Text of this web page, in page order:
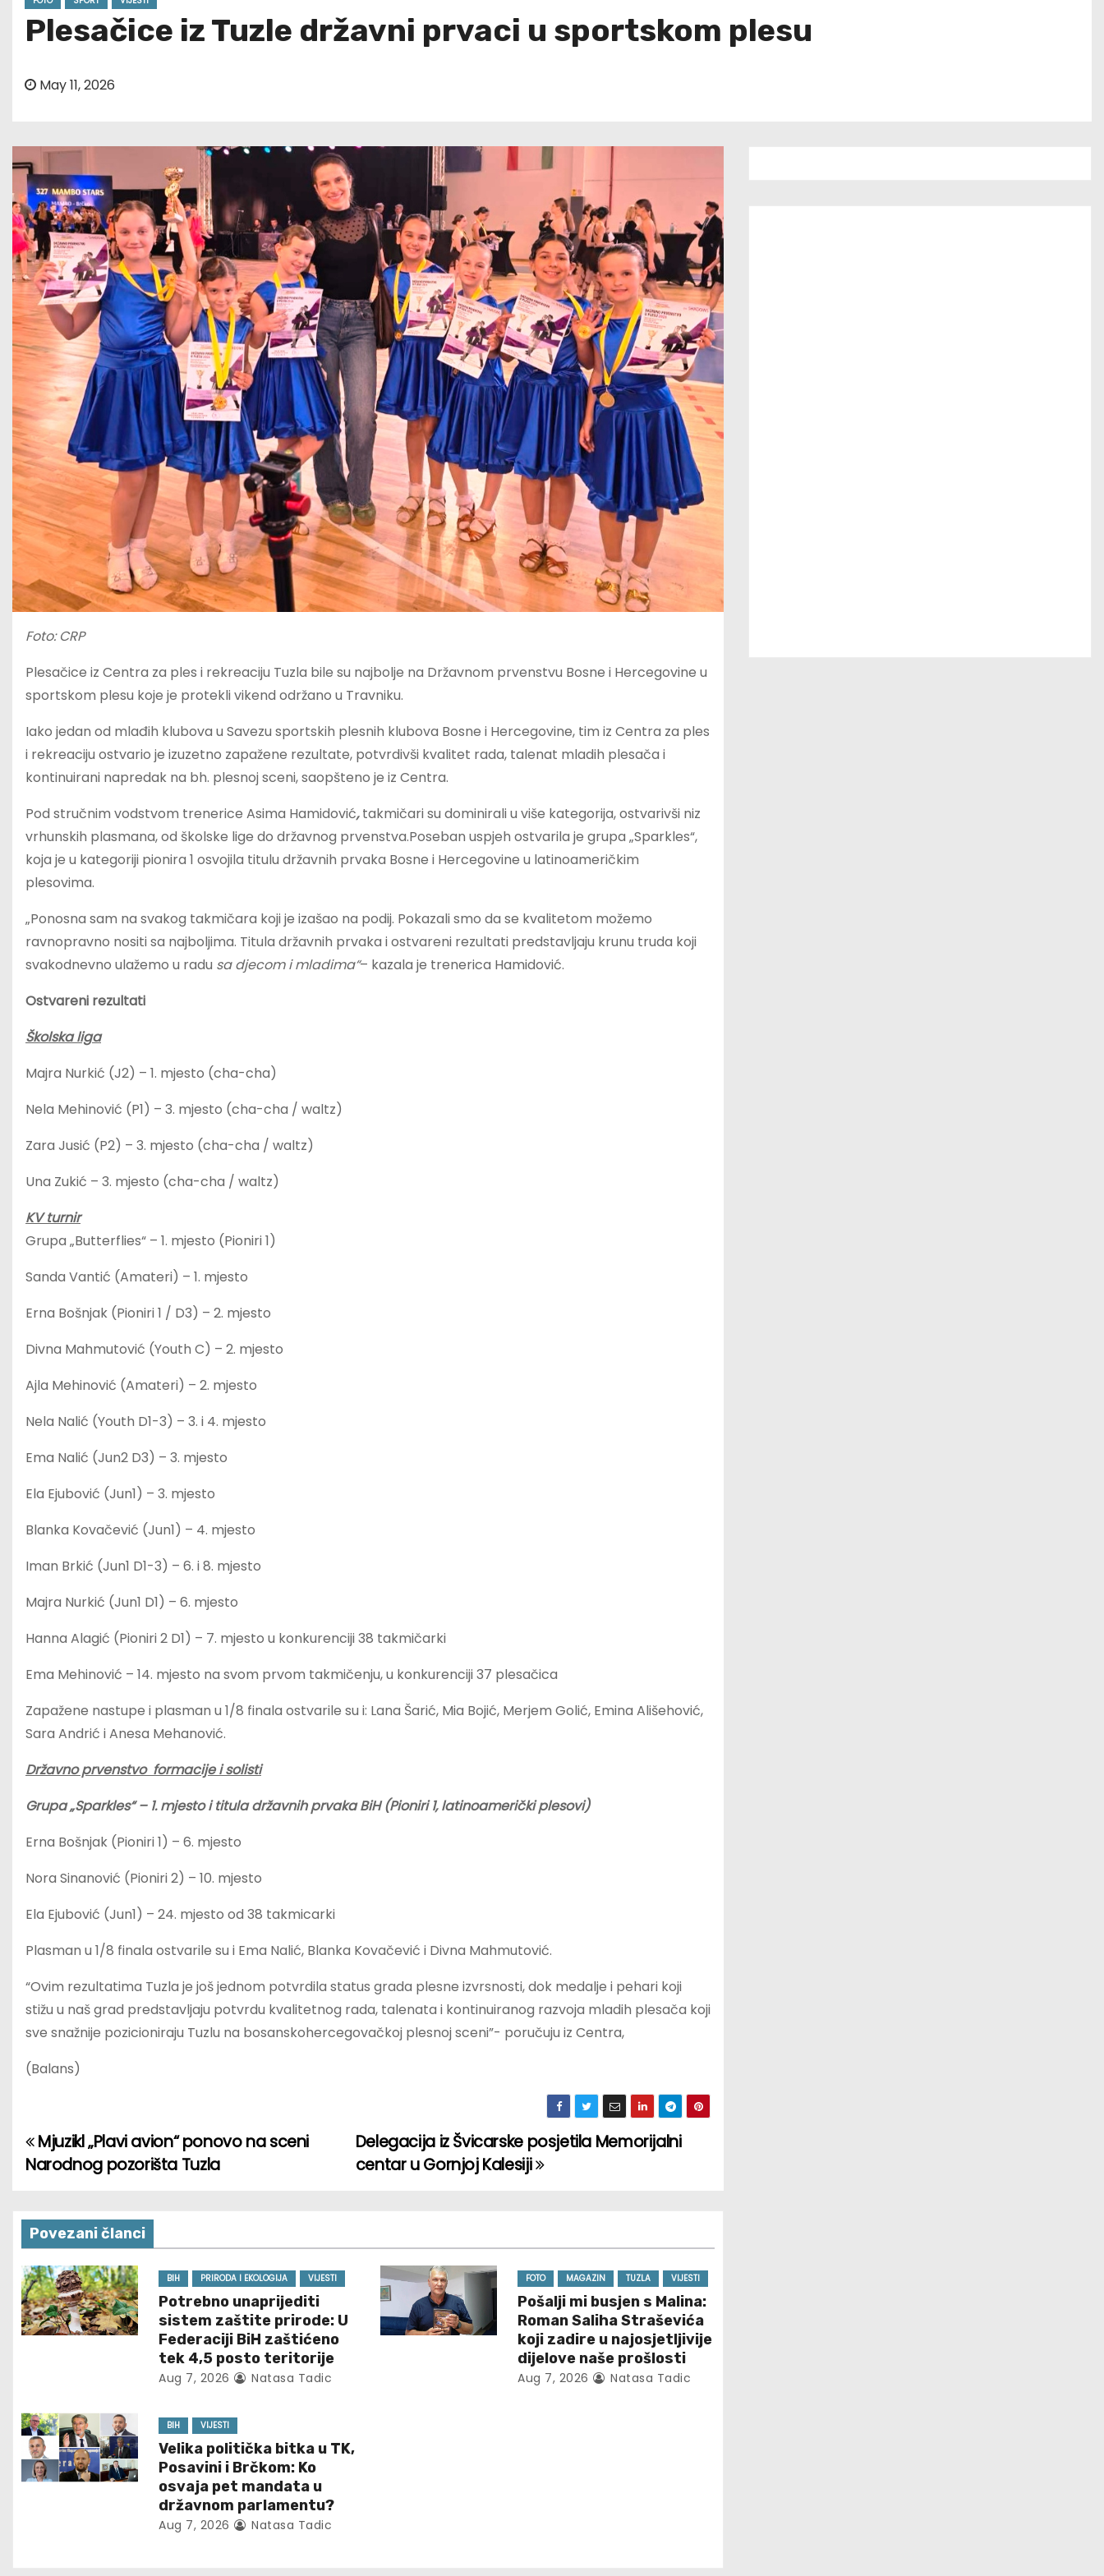
Plesačice iz Tuzle državni prvaci u sportskom plesu
May 11, 2026
Foto: CRP
Plesačice iz Centra za ples i rekreaciju Tuzla bile su najbolje na Državnom prvenstvu Bosne i Hercegovine u
sportskom plesu koje je protekli vikend održano u Travniku.
Iako jedan od mlađih klubova u Savezu sportskih plesnih klubova Bosne i Hercegovine, tim iz Centra za ples
i rekreaciju ostvario je izuzetno zapažene rezultate, potvrdivši kvalitet rada, talenat mladih plesača i
kontinuirani napredak na bh. plesnoj sceni, saopšteno je iz Centra.
Pod stručnim vodstvom trenerice Asima Hamidović,takmičari su dominirali u više kategorija, ostvarivši niz
vrhunskih plasmana, od školske lige do državnog prvenstva.Poseban uspjeh ostvarila je grupa „Sparkles“,
koja je u kategoriji pionira 1 osvojila titulu državnih prvaka Bosne i Hercegovine u latinoameričkim
plesovima.
„Ponosna sam na svakog takmičara koji je izašao na podij. Pokazali smo da se kvalitetom možemo
ravnopravno nositi sa najboljima. Titula državnih prvaka i ostvareni rezultati predstavljaju krunu truda koji
svakodnevno ulažemo u radu sa djecom i mladima“– kazala je trenerica Hamidović.
Ostvareni rezultati
Školska liga
Majra Nurkić (J2) – 1. mjesto (cha-cha)
Nela Mehinović (P1) – 3. mjesto (cha-cha / waltz)
Zara Jusić (P2) – 3. mjesto (cha-cha / waltz)
Una Zukić – 3. mjesto (cha-cha / waltz)
KV turnir
Grupa „Butterflies“ – 1. mjesto (Pioniri 1)
Sanda Vantić (Amateri) – 1. mjesto
Erna Bošnjak (Pioniri 1 / D3) – 2. mjesto
Divna Mahmutović (Youth C) – 2. mjesto
Ajla Mehinović (Amateri) – 2. mjesto
Nela Nalić (Youth D1-3) – 3. i 4. mjesto
Ema Nalić (Jun2 D3) – 3. mjesto
Ela Ejubović (Jun1) – 3. mjesto
Blanka Kovačević (Jun1) – 4. mjesto
Iman Brkić (Jun1 D1-3) – 6. i 8. mjesto
Majra Nurkić (Jun1 D1) – 6. mjesto
Hanna Alagić (Pioniri 2 D1) – 7. mjesto u konkurenciji 38 takmičarki
Ema Mehinović – 14. mjesto na svom prvom takmičenju, u konkurenciji 37 plesačica
Zapažene nastupe i plasman u 1/8 finala ostvarile su i: Lana Šarić, Mia Bojić, Merjem Golić, Emina Ališehović,
Sara Andrić i Anesa Mehanović.
Državno prvenstvo formacije i solisti
Grupa „Sparkles“ – 1. mjesto i titula državnih prvaka BiH (Pioniri 1, latinoamerički plesovi)
Erna Bošnjak (Pioniri 1) – 6. mjesto
Nora Sinanović (Pioniri 2) – 10. mjesto
Ela Ejubović (Jun1) – 24. mjesto od 38 takmicarki
Plasman u 1/8 finala ostvarile su i Ema Nalić, Blanka Kovačević i Divna Mahmutović.
“Ovim rezultatima Tuzla je još jednom potvrdila status grada plesne izvrsnosti, dok medalje i pehari koji
stižu u naš grad predstavljaju potvrdu kvalitetnog rada, talenata i kontinuiranog razvoja mladih plesača koji
sve snažnije pozicioniraju Tuzlu na bosanskohercegovačkoj plesnoj sceni”- poručuju iz Centra,
(Balans)
P
s
t
n
a
g
a
t
Delegacija iz Švicarske posjetila Memorijalni
centar u Gornjoj Kalesiji
Mjuzikl „Plavi avion“ ponovo na sceni
Narodnog pozorišta Tuzla
Povezani članci
BIH PRIRODA I EKOLOGIJA VIJESTI
Potrebno unaprijediti
sistem zaštite prirode: U
Federaciji BiH zaštićeno
tek 4,5 posto teritorije
Aug 7, 2026 Natasa Tadic
FOTO MAGAZIN TUZLA VIJESTI
Pošalji mi busjen s Malina:
Roman Saliha Straševića
koji zadire u najosjetljivije
dijelove naše prošlosti
Aug 7, 2026 Natasa Tadic
BIH VIJESTI
Velika politička bitka u TK,
Posavini i Brčkom: Ko
osvaja pet mandata u
državnom parlamentu?
Aug 7, 2026 Natasa Tadic